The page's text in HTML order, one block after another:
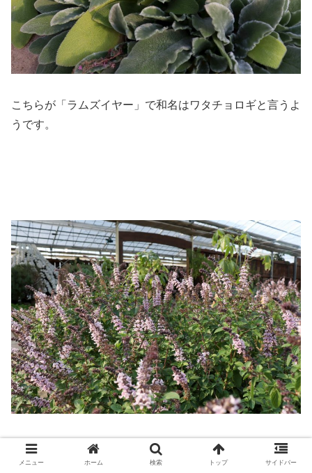
こちらが「ラムズイヤー」で和名はワタチョロギと言うよ
うです。
こちらは定番の「ラベンダー」です。
ラベンダーがキレイな場所としては北海道の「美瑛」や
メニュー ホーム 検索 トップ サイドバー